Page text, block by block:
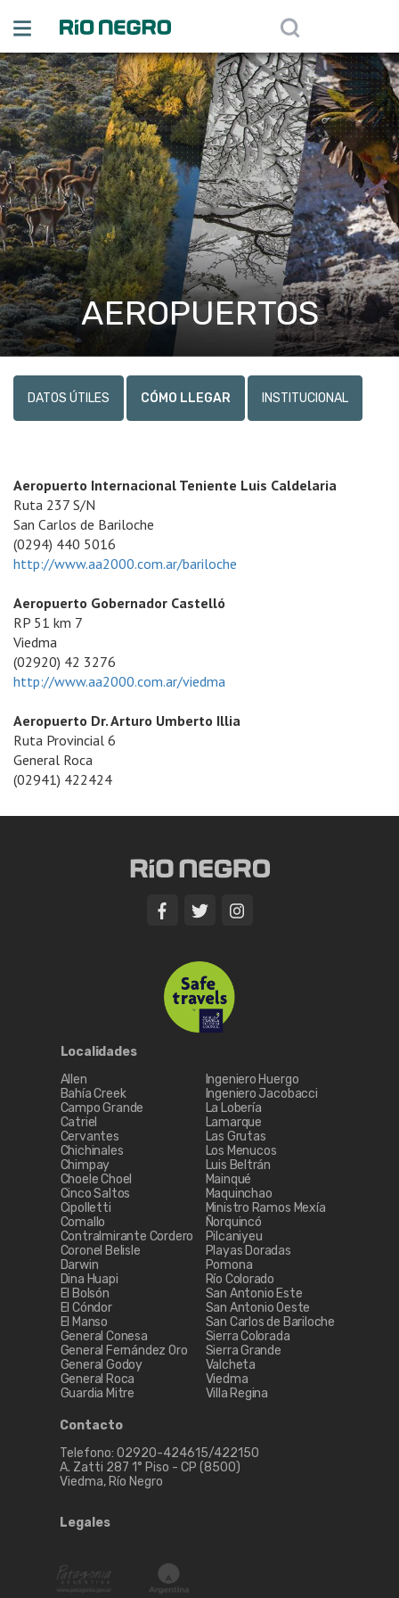
AEROPUERTOS
DATOS ÚTILES CÓMO LLEGAR INSTITUCIONAL
Aeropuerto Internacional Teniente Luis Caldelaria
Ruta 237 S/N
San Carlos de Bariloche
(0294) 440 5016
http://www.aa2000.com.ar/bariloche
Aeropuerto Gobernador Castelló
RP 51 km 7
Viedma
(02920) 42 3276
http://www.aa2000.com.ar/viedma
Aeropuerto Dr. Arturo Umberto Illia
Ruta Provincial 6
General Roca
(02941) 422424
Localidades
Allen
Bahía Creek
Campo Grande
Catriel
Cervantes
Chichinales
Chimpay
Choele Choel
Cinco Saltos
Cipolletti
Comallo
Contralmirante Cordero
Coronel Belisle
Darwin
Dina Huapi
El Bolsón
El Cóndor
El Manso
General Conesa
General Fernández Oro
General Godoy
General Roca
Guardia Mitre
Ingeniero Huergo
Ingeniero Jacobacci
La Lobería
Lamarque
Las Grutas
Los Menucos
Luis Beltrán
Mainqué
Maquinchao
Ministro Ramos Mexía
Ñorquincó
Pilcaniyeu
Playas Doradas
Pomona
Río Colorado
San Antonio Este
San Antonio Oeste
San Carlos de Bariloche
Sierra Colorada
Sierra Grande
Valcheta
Viedma
Villa Regina
Contacto
Telefono: 02920-424615/422150
A. Zatti 287 1° Piso - CP (8500)
Viedma, Río Negro
Legales